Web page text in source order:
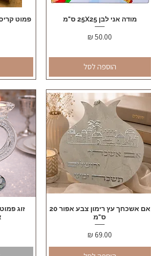
תצוגה מהירה
מודה אני לבן 25X25 ס"מ
מחיר
הוספה לסל
פמוט
תצוגה מהירה
אם אשכחך עץ רימון צבע אפור 20
ס"מ
מחיר